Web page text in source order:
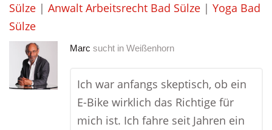
Sülze | Anwalt Arbeitsrecht Bad Sülze | Yoga Bad
Sülze
Marc sucht in Weißenhorn
Ich war anfangs skeptisch, ob ein
E-Bike wirklich das Richtige für
mich ist. Ich fahre seit Jahren ein